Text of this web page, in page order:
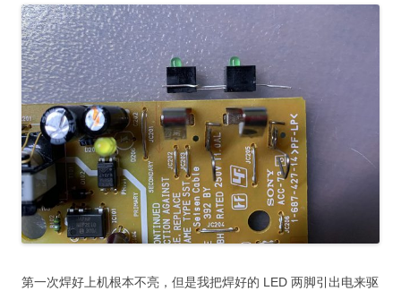
第一次焊好上机根本不亮，但是我把焊好的 LED 两脚引出电来驱